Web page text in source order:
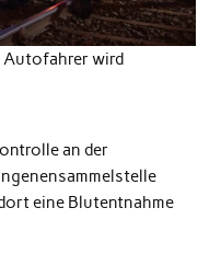
Autofahrer wird
an der
eine Blutentnahme